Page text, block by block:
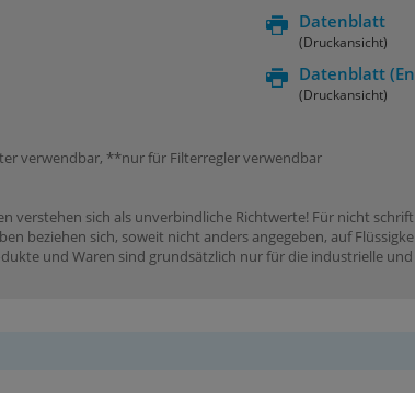
Datenblatt
(Druckansicht)
Datenblatt
(Druckansicht)
verwendbar, **nur für Filterregler verwendbar
verstehen sich als unverbindliche Richtwerte! Für nicht
beziehen sich, soweit nicht anders angegeben, auf
und Waren sind grundsätzlich nur für die industrielle